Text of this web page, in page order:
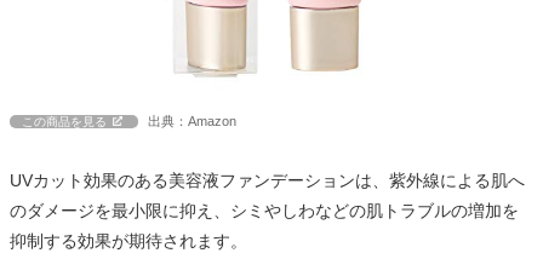
この商品を見る 出典：Amazon
UVカット効果のある美容液ファンデーションは、紫外線による肌へ
のダメージを最小限に抑え、シミやしわなどの肌トラブルの増加を
抑制する効果が期待されます。